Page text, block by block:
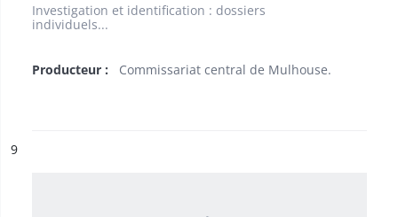
Investigation et identification : dossiers
individuels...
Producteur : Commissariat central de Mulhouse.
n°
9